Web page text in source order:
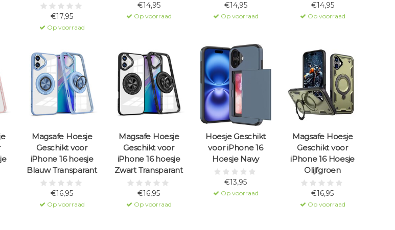
€17,95
Op voorraad
€14,95
Op voorraad
€14,95
Op voorraad
€14,95
Op voorraad
Magsafe Hoesje
Geschikt voor
iPhone 16 hoesje
Blauw Transparant
€16,95
Op voorraad
Magsafe Hoesje
Geschikt voor
iPhone 16 hoesje
Zwart Transparant
€16,95
Op voorraad
Hoesje Geschikt
voor iPhone 16
Hoesje Navy
€13,95
Op voorraad
Magsafe Hoesje
Geschikt voor
iPhone 16 Hoesje
Olijfgroen
€16,95
Op voorraad